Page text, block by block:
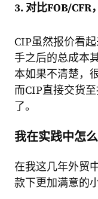
3. 对比FOB/CFR
CIP虽然报价看
手之后的总成本
本如果不清楚，
而CIP直接交货
了。
我在实践中怎
在我这几年外贸
款下更加满意的